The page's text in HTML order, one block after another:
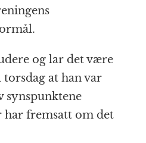
og lar det være
at han var
synspunktene
fremsatt om det